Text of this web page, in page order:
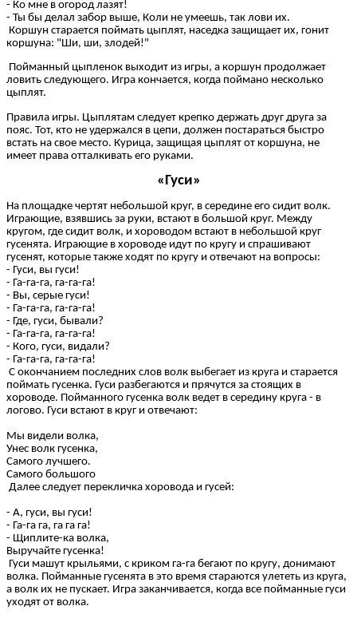
- Ко мне в огород лазят!
- Ты бы делал забор выше, Коли не умеешь, так лови их.
Коршун старается поймать цыплят, наседка защищает их, гонит
коршуна: "Ши, ши, злодей!"
Пойманный цыпленок выходит из игры, а коршун продолжает
ловить следующего. Игра кончается, когда поймано несколько
цыплят.
Правила игры. Цыплятам следует крепко держать друг друга за
пояс. Тот, кто не удержался в цепи, должен постараться быстро
встать на свое место. Курица, защищая цыплят от коршуна, не
имеет права отталкивать его руками.
«Гуси»
На площадке чертят небольшой круг, в середине его сидит волк.
Играющие, взявшись за руки, встают в большой круг. Между
кругом, где сидит волк, и хороводом встают в небольшой круг
гусенята. Играющие в хороводе идут по кругу и спрашивают
гусенят, которые также ходят по кругу и отвечают на вопросы:
- Гуси, вы гуси!
- Га-га-га, га-га-га!
- Вы, серые гуси!
- Га-га-га, га-га-га!
- Где, гуси, бывали?
- Га-га-га, га-га-га!
- Кого, гуси, видали?
- Га-га-га, га-га-га!
С окончанием последних слов волк выбегает из круга и старается
поймать гусенка. Гуси разбегаются и прячутся за стоящих в
хороводе. Пойманного гусенка волк ведет в середину круга - в
логово. Гуси встают в круг и отвечают:
Мы видели волка,
Унес волк гусенка,
Самого лучшего.
Самого большого
Далее следует перекличка хоровода и гусей:
- А, гуси, вы гуси!
- Га-га га, га га га!
- Щиплите-ка волка,
Выручайте гусенка!
Гуси машут крыльями, с криком га-га бегают по кругу, донимают
волка. Пойманные гусенята в это время стараются улететь из круга,
а волк их не пускает. Игра заканчивается, когда все пойманные гуси
уходят от волка.